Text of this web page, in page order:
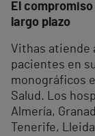
El
largo plazo
Vithas atiende
pacientes en
monográficos
Salud. Los
Almería,
Tenerife,